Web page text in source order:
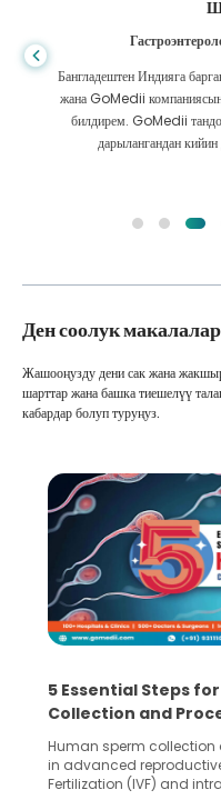
Бангладештен Индияга
жана GoMedii
билдирем. GoMedii
дарылангандан
Ден соолук
Жашооңузду дени сак жана
шарттар жана башка тиешелүү
кабардар болуп туруңуз.
5 Essential Steps
Collection and
Human sperm
in advanced
Fertilization (IVF) and